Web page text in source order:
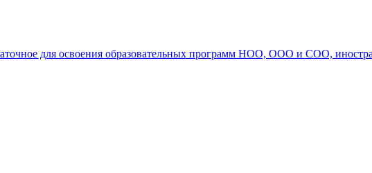
для освоения образовательных программ НОО, ООО и СОО,